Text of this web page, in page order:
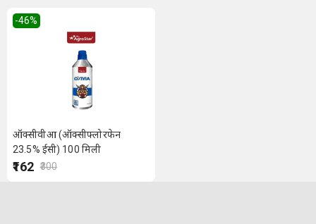
-46%
ऑक्सीवीआ (ऑक्सीफ्लोरफेन
23.5% ईसी) 100 मिली
₹162 ₹300